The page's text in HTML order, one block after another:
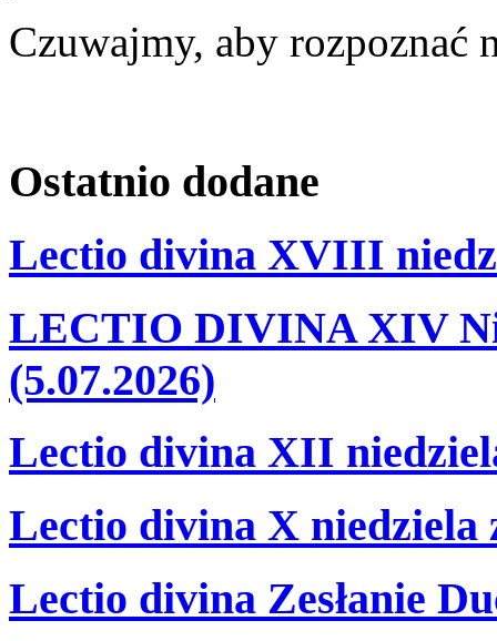
Czuwajmy, aby rozpoznać
Ostatnio dodane
Lectio divina XVIII
LECTIO DIVINA XIV
(5.07.2026)
Lectio divina XII
Lectio divina X niedziela
Lectio divina Zesłanie